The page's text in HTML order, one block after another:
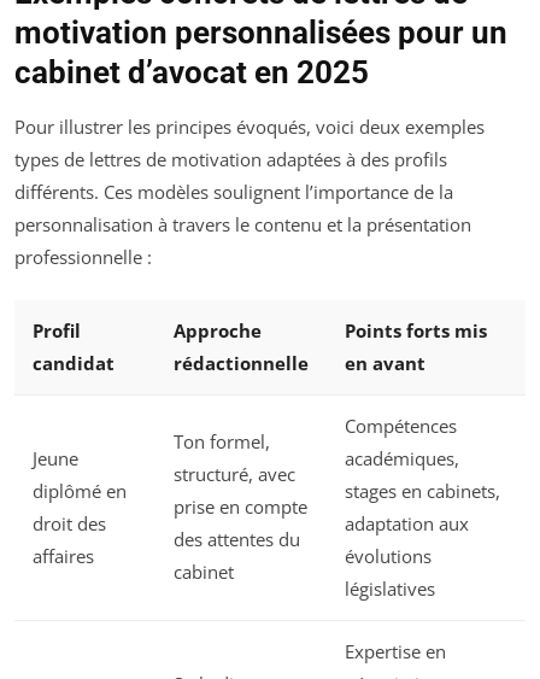
motivation personnalisées pour un
cabinet d’avocat en 2025
Pour illustrer les principes évoqués, voici deux exemples
types de lettres de motivation adaptées à des profils
différents. Ces modèles soulignent l’importance de la
personnalisation à travers le contenu et la présentation
professionnelle :
Profil
candidat
Approche
rédactionnelle
Points forts mis
en avant
Jeune
diplômé en
droit des
affaires
Ton formel,
structuré, avec
prise en compte
des attentes du
cabinet
Compétences
académiques,
stages en cabinets,
adaptation aux
évolutions
législatives
Expertise en